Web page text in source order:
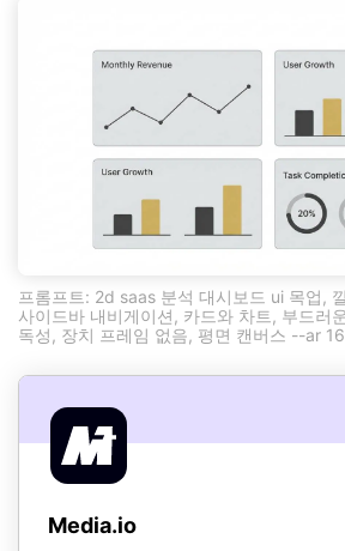
프롬프트: 2d saas 분석 대시보드 ui 목업,
사이드바 내비게이션, 카드와 차트, 부드러
독성, 장치 프레임 없음, 평면 캔버스 --ar
Media.io